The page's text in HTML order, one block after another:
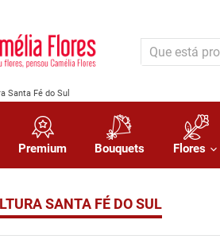
Premium Bouquets Flores
Santa Fé do Sul
SANTA FÉ DO SUL